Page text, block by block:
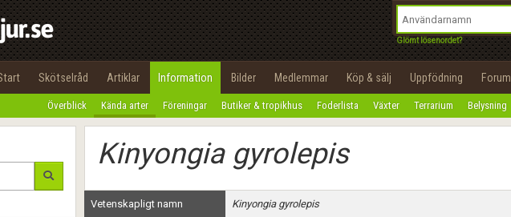
Glömt lösenordet?
Skötselråd Artiklar Information Bilder Medlemmar Köp & sälj Uppfödning Forum
Överblick Kända arter Föreningar Butiker & tropikhus Foderlista Växter Terrarium Belysning
Kinyongia gyrolepis
Vetenskapligt namn Kinyongia gyrolepis
Utför
100%
OK
integritetspolicy
Namn:
Epost:
Användarnamn:
Lösenord:
Privacy Policy
Terms of Service
Begär nytt lösenord
Tillbaka till förstasidan